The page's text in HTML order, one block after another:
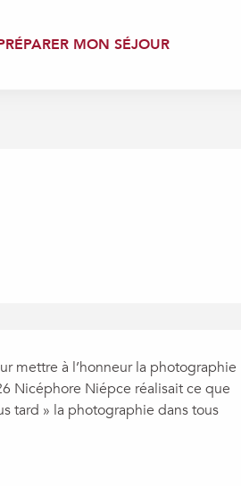
MON SÉJOUR
mettre à l’honneur la photographie
Nicéphore Niépce réalisait ce que
tard » la photographie dans tous